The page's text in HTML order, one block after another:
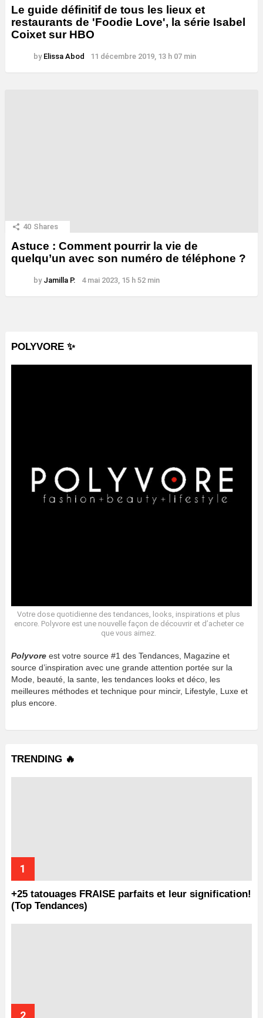
Le guide définitif de tous les lieux et
restaurants de 'Foodie Love', la série Isabel
Coixet sur HBO
by Elissa Abod 11 décembre 2019, 13 h 07 min
40 Shares
Astuce : Comment pourrir la vie de
quelqu’un avec son numéro de téléphone ?
by Jamilla P. 4 mai 2023, 15 h 52 min
POLYVORE ✨
Votre dose quotidienne des tendances, looks, inspirations et plus
encore. Polyvore est une nouvelle façon de découvrir et d’acheter ce
que vous aimez.
Polyvore est votre source #1 des Tendances, Magazine et
source d’inspiration avec une grande attention portée sur la
Mode, beauté, la sante, les tendances looks et déco, les
meilleures méthodes et technique pour mincir, Lifestyle, Luxe et
plus encore.
TRENDING 🔥
+25 tatouages ​​FRAISE parfaits et leur signification!
(Top Tendances)